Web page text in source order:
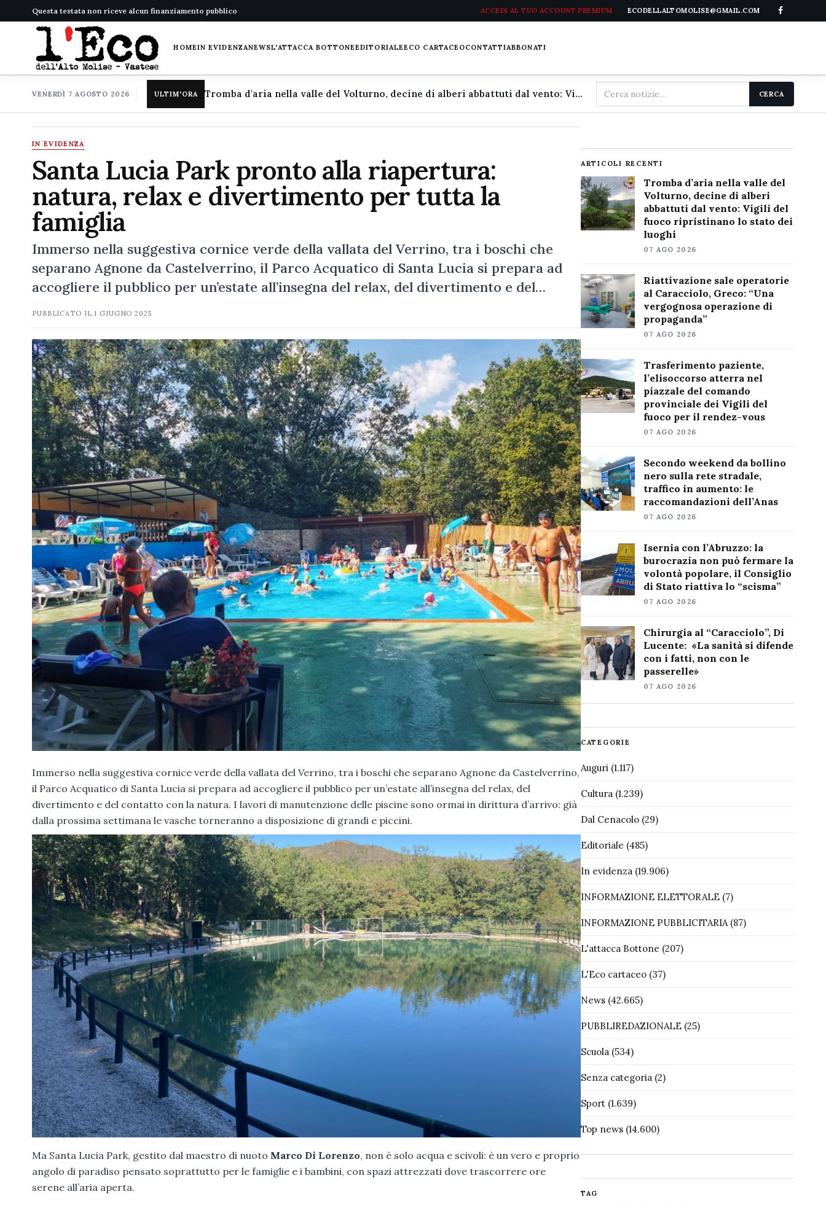
Questa testata non riceve alcun finanziamento pubblico ACCEDI AL TUO ACCOUNT PREMIUM ECODELLALTOMOLISE@GMAIL.COM
HOMEIN EVIDENZANEWSL'ATTACCA BOTTONEEDITORIALEECO CARTACEOCONTATTIABBONATI
VENERDÌ 7 AGOSTO 2026 ULTIM'ORA Tromba d'aria nella valle del Volturno, decine di alberi abbattuti dal vento: Vigili del fuoco ripristinano lo stato dei luoghi
Cerca
nel
CERCA
IN EVIDENZA
Santa Lucia Park pronto alla riapertura:
natura, relax e divertimento per tutta la
famiglia
Immerso nella suggestiva cornice verde della vallata del Verrino, tra i boschi che
separano Agnone da Castelverrino, il Parco Acquatico di Santa Lucia si prepara ad
accogliere il pubblico per un’estate all’insegna del relax, del divertimento e del…
PUBBLICATO IL1 GIUGNO 2025
Immerso nella suggestiva cornice verde della vallata del Verrino, tra i boschi che separano Agnone da Castelverrino,
il Parco Acquatico di Santa Lucia si prepara ad accogliere il pubblico per un’estate all’insegna del relax, del
divertimento e del contatto con la natura. I lavori di manutenzione delle piscine sono ormai in dirittura d’arrivo: già
dalla prossima settimana le vasche torneranno a disposizione di grandi e piccini.
Ma Santa Lucia Park, gestito dal maestro di nuoto Marco Di Lorenzo, non è solo acqua e scivoli: è un vero e proprio
angolo di paradiso pensato soprattutto per le famiglie e i bambini, con spazi attrezzati dove trascorrere ore
serene all’aria aperta.
ARTICOLI RECENTI
Tromba d’aria nella valle del
Volturno, decine di alberi
abbattuti dal vento: Vigili del
fuoco ripristinano lo stato dei
luoghi
07 AGO 2026
Riattivazione sale operatorie
al Caracciolo, Greco: “Una
vergognosa operazione di
propaganda”
07 AGO 2026
Trasferimento paziente,
l’elisoccorso atterra nel
piazzale del comando
provinciale dei Vigili del
fuoco per il rendez-vous
07 AGO 2026
Secondo weekend da bollino
nero sulla rete stradale,
traffico in aumento: le
raccomandazioni dell’Anas
07 AGO 2026
Isernia con l’Abruzzo: la
burocrazia non può fermare la
volontà popolare, il Consiglio
di Stato riattiva lo “scisma”
07 AGO 2026
Chirurgia al “Caracciolo”, Di
Lucente: «La sanità si difende
con i fatti, non con le
passerelle»
07 AGO 2026
CATEGORIE
Auguri(1.117)
Cultura(1.239)
Dal Cenacolo(29)
Editoriale (485)
In evidenza(19.906)
INFORMAZIONE ELETTORALE(7)
INFORMAZIONE PUBBLICITARIA(87)
L'attacca Bottone (207)
L'Eco cartaceo(37)
News(42.665)
PUBBLIREDAZIONALE(25)
Scuola(534)
Senza categoria(2)
Sport(1.639)
Top news(14.600)
TAG